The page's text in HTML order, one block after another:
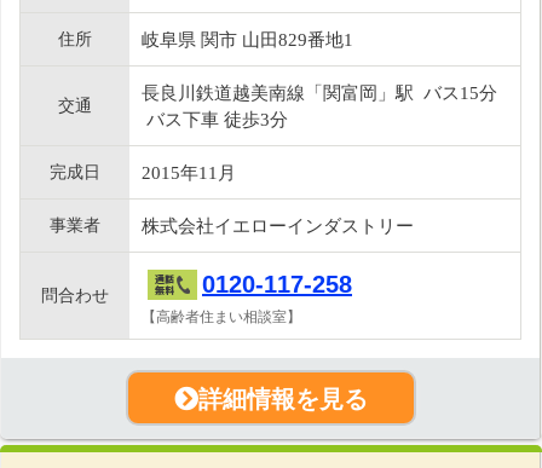
住所 岐阜県 関市 山田829番地1
交通
長良川鉄道越美南線「関富岡」駅 バス15分
バス下車 徒歩3分
完成日 2015年11月
事業者 株式会社イエローインダストリー
問合わせ 0120-117-258
【高齢者住まい相談室】
詳細情報を見る